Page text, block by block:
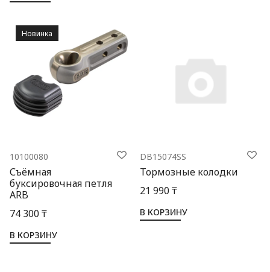
10100080
Съёмная
буксировочная петля
ARB
74 300 ₸
В КОРЗИНУ
Новинка
DB15074SS
Тормозные колодки
21 990 ₸
В КОРЗИНУ